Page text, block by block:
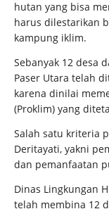
hutan yang bisa
harus dilestarikan
kampung iklim.
Sebanyak 12 desa
Paser Utara telah
karena dinilai
(Proklim) yang
Salah satu kriteria
Deritayati, yakni
dan pemanfaatan
Dinas Lingkungan
telah membina 12